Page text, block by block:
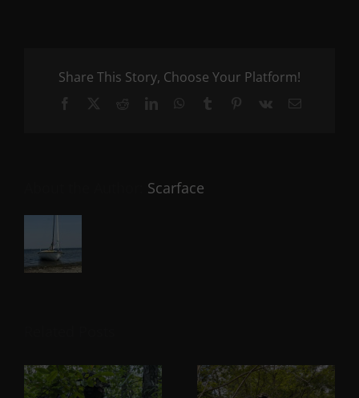
Share This Story, Choose Your Platform!
Facebook RedditLinkedInWhatsApp
Tumblr Pinterest
Vk Email
Scarface